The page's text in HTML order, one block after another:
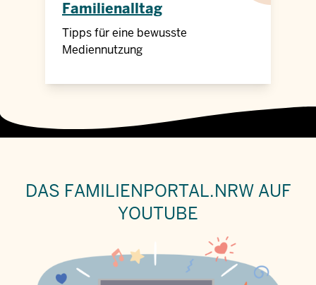
Familienalltag
Tipps für eine bewusste
Mediennutzung
DAS FAMILIENPORTAL.NRW AUF
YOUTUBE